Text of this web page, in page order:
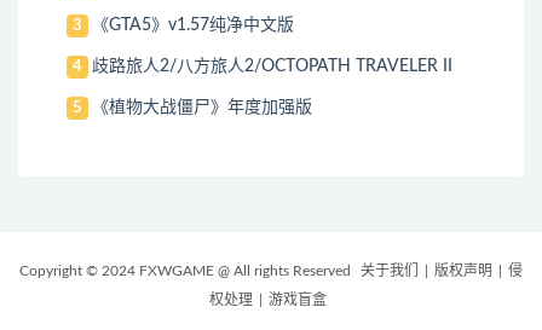
3 《GTA5》v1.57纯净中文版
4 歧路旅人2/八方旅人2/OCTOPATH TRAVELER II
5 《植物大战僵尸》年度加强版
Copyright © 2024 FXWGAME @ All rights Reserved 关于我们 版权声明
侵
权处理
游戏盲盒